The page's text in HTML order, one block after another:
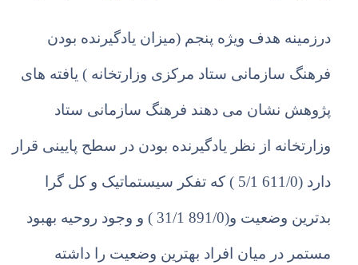
درزمینه هدف ویژه پنجم (میزان یادگیرنده بودن
فرهنگ سازمانی ستاد مرکزی وزارتخانه ) یافته های
پژوهش نشان می دهند فرهنگ سازمانی ستاد
وزارتخانه از نظر یادگیرنده بودن در سطح پایینی قرار
دارد (611/0 5/1 ) که تفکر سیستماتیک و کل گرا
بدترین وضعیت و(891/0 31/1 ) و وجود روحیه بهبود
مستمر در میان افراد بهترین وضعیت را داشته